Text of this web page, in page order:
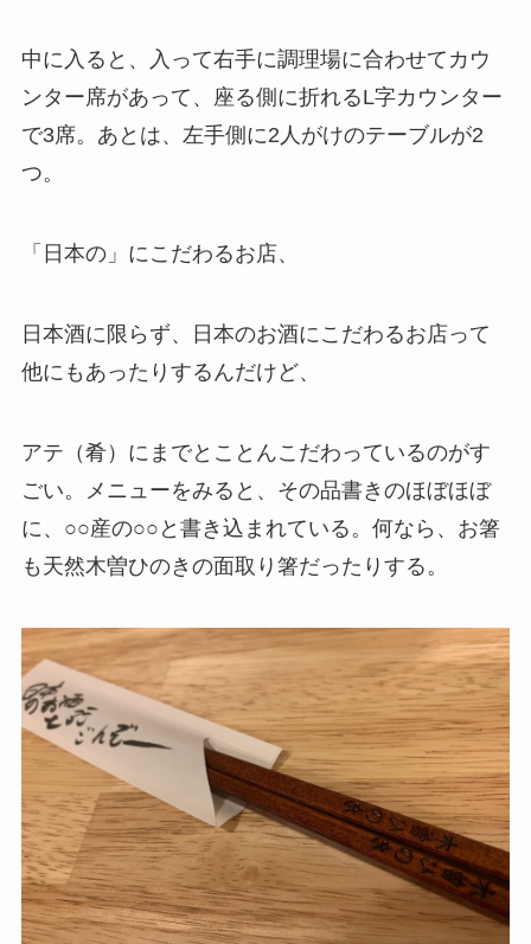
中に入ると、入って右手に調理場に合わせてカウ
ンター席があって、座る側に折れるL字カウンター
で3席。あとは、左手側に2人がけのテーブルが2
つ。
「日本の」にこだわるお店、
日本酒に限らず、日本のお酒にこだわるお店って
他にもあったりするんだけど、
アテ（肴）にまでとことんこだわっているのがす
ごい。メニューをみると、その品書きのほぼほぼ
に、○○産の○○と書き込まれている。何なら、お箸
も天然木曽ひのきの面取り箸だったりする。